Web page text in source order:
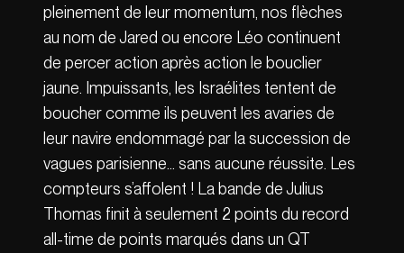
pleinement de leur momentum, nos flèches
au nom de Jared ou encore Léo continuent
de percer action après action le bouclier
jaune. Impuissants, les Israélites tentent de
boucher comme ils peuvent les avaries de
leur navire endommagé par la succession de
vagues parisienne… sans aucune réussite. Les
compteurs s’affolent ! La bande de Julius
Thomas finit à seulement 2 points du record
all-time de points marqués dans un QT